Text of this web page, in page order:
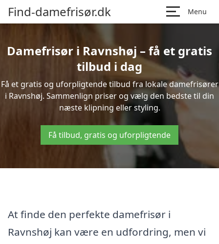
Find-damefrisør.dk Menu
Damefrisør i Ravnshøj – få et gratis
tilbud i dag
Få et gratis og uforpligtende tilbud fra lokale damefrisører
i Ravnshøj. Sammenlign priser og vælg den bedste til din
næste klipning eller styling.
Få tilbud, gratis og uforpligtende
At finde den perfekte damefrisør i
Ravnshøj kan være en udfordring, men vi